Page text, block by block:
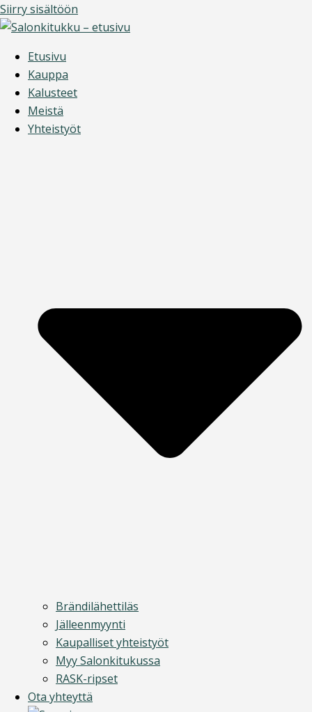
Siirry sisältöön
Etusivu
Kauppa
Kalusteet
Meistä
Yhteistyöt
Brändilähettiläs
Jälleenmyynti
Kaupalliset yhteistyöt
Myy Salonkitukussa
RASK-ripset
Ota yhteyttä